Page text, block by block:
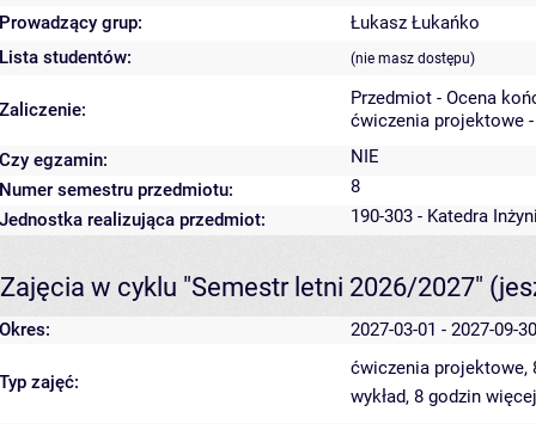
Prowadzący grup:
Łukasz Łukańko
Lista studentów:
(nie masz dostępu)
Zaliczenie:
Przedmiot - Ocena
ćwiczenia projektowe
Czy egzamin:
NIE
Numer semestru przedmiotu:
8
Jednostka realizująca przedmiot:
190-303 - Katedra
Zajęcia w cyklu "Semestr letni 2026/2027"
Okres: 2027-03-01 - 2027-09-30
Typ zajęć:
ćwiczenia projektowe,
wykład, 8 godzin